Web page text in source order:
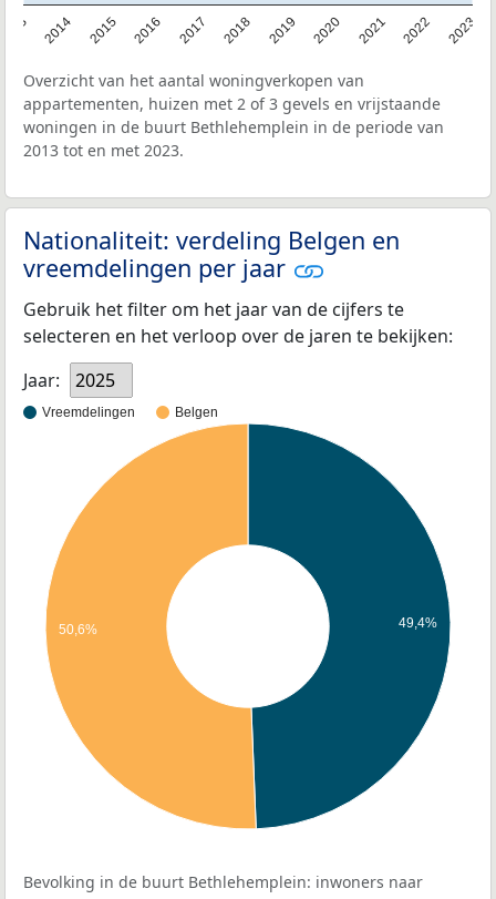
2014 2015 2016 2017 2018 2019 2020 2021 2022 2023
Overzicht van het aantal woningverkopen van
appartementen, huizen met 2 of 3 gevels en vrijstaande
woningen in de buurt Bethlehemplein in de periode van
2013 tot en met 2023.
Nationaliteit: verdeling Belgen en
vreemdelingen per jaar
Gebruik het filter om het jaar van de cijfers te
selecteren en het verloop over de jaren te bekijken:
Jaar:
2025
Vreemdelingen Belgen
49,4%
50,6%
Bevolking in de buurt Bethlehemplein: inwoners naar